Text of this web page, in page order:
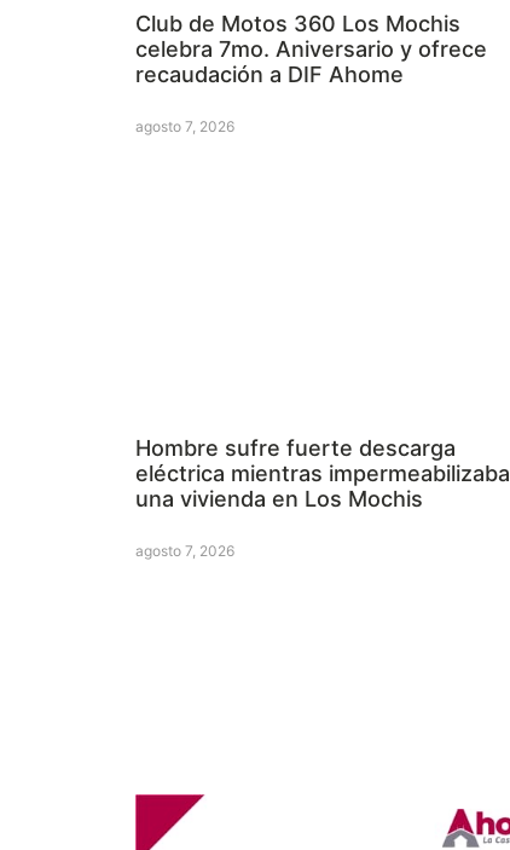
Club de Motos 360 Los Mochis
celebra 7mo. Aniversario y ofrece
recaudación a DIF Ahome
agosto 7, 2026
Hombre sufre fuerte descarga
eléctrica mientras impermeabilizaba
una vivienda en Los Mochis
agosto 7, 2026